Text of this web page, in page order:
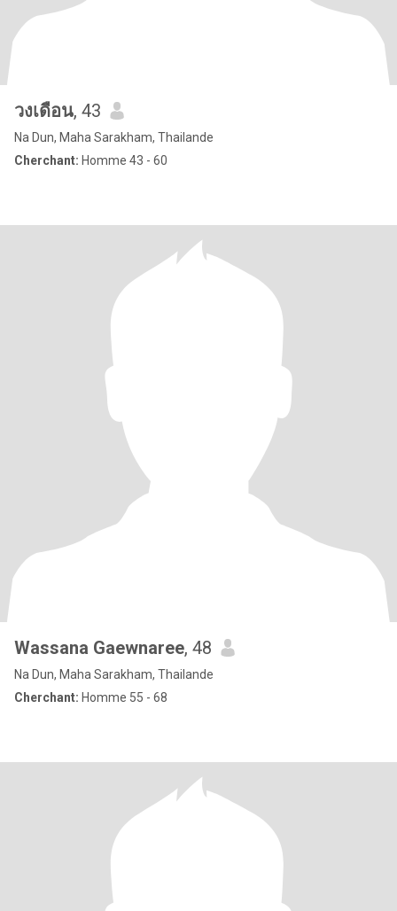
วงเดือน, 43
Na Dun, Maha Sarakham, Thailande
Cherchant: Homme 43 - 60
Wassana Gaewnaree, 48
Na Dun, Maha Sarakham, Thailande
Cherchant: Homme 55 - 68